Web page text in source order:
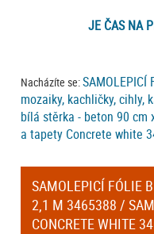
JE ČAS NA
Nacházíte se:SAMOLEPICÍ
mozaiky, kachličky, cihly,
bílá stěrka - beton 90
a tapety Concrete white
SAMOLEPICÍ FÓLIE
2,1 M 3465388 /
CONCRETE WHITE